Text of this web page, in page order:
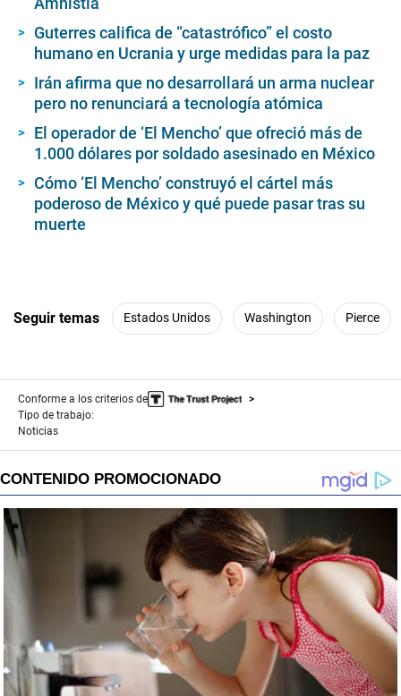
Guterres califica de “catastrófico” el costo
humano en Ucrania y urge medidas para la paz
Irán afirma que no desarrollará un arma nuclear
pero no renunciará a tecnología atómica
El operador de ‘El Mencho’ que ofreció más de
1.000 dólares por soldado asesinado en México
Cómo ‘El Mencho’ construyó el cártel más
poderoso de México y qué puede pasar tras su
muerte
Seguir temas Estados Unidos Washington Pierce
Conforme a los criterios de
Tipo de trabajo:
Noticias